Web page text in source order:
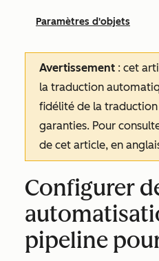
Paramètres d'objets
Avertissement : cet
la traduction
fidélité de la
garanties. Pour
de cet article, en
Configurer
pipeline